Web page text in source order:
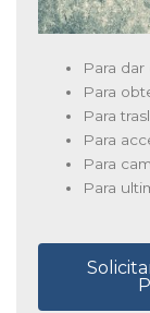
Para
Para
Para
Para
Para
Para